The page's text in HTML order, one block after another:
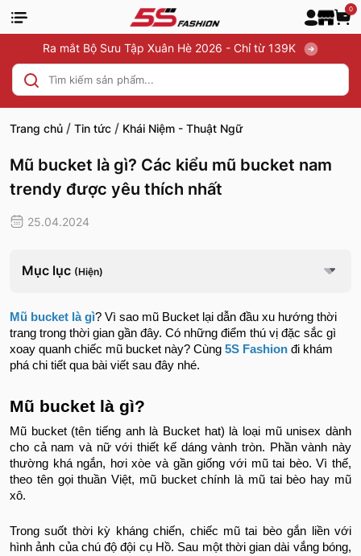
0
Ra mắt Bộ Sưu Tập Xuân Hè 2026 - Chỉ từ 139K
Trang chủ / Tin tức / Khái Niệm - Thuật Ngữ
Mũ bucket là gì? Các kiểu mũ bucket nam
trendy được yêu thích nhất
25.04.2024
Mục lục (Hiện)
Mũ bucket là gì? Vì sao mũ Bucket lại dẫn đầu xu hướng thời
trang trong thời gian gần đây. Có những điểm thú vị đặc sắc gì
xoay quanh chiếc mũ bucket này? Cùng 5S Fashion đi khám
phá chi tiết qua bài viết sau đây nhé.
Mũ bucket là gì?
Mũ bucket (tên tiếng anh là Bucket hat) là loại mũ unisex dành
cho cả nam và nữ với thiết kế dáng vành tròn. Phần vành này
thường khá ngắn, hơi xòe và gần giống với mũ tai bèo. Vì thế,
theo tên gọi thuần Việt, mũ bucket chính là mũ tai bèo hay mũ
xô.
Trong suốt thời kỳ kháng chiến, chiếc mũ tai bèo gắn liền với
hình ảnh của chú độ đội cụ Hồ. Sau một thời gian dài vắng bóng,